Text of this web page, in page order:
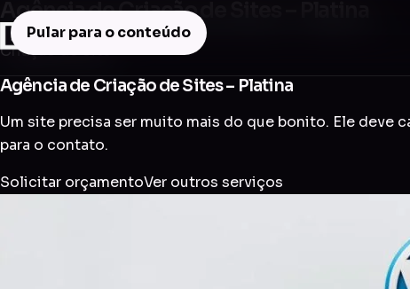
Pular para o conteúdo
Agência de Criação de Sites – Platina
Criação de Site
Agência de Criação de Sites – Platina
Um site precisa ser muito mais do que bonito. Ele deve
para o contato.
Solicitar orçamentoVer outros serviços